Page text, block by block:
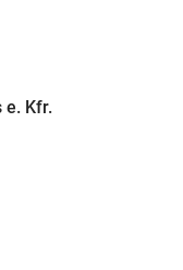
e. Kfr.